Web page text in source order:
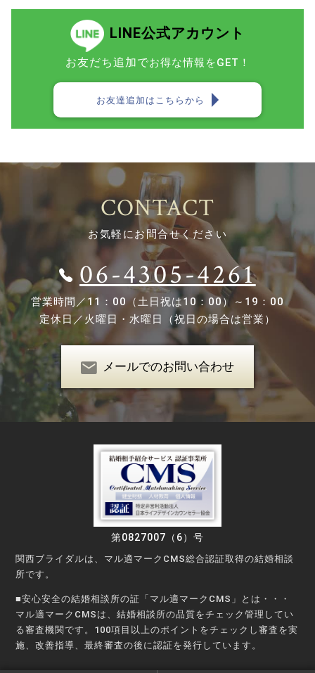
LINE公式アカウント
お友だち追加でお得な情報をGET！
お友達追加はこちらから
CONTACT
お気軽にお問合せください
06-4305-4261
営業時間／ 11：00（土日祝は10：00）～19：00
定休日／火曜日・水曜日（祝日の場合は営業）
メールでのお問い合わせ
第0827007（6）号
関西ブライダルは、マル適マークCMS総合認証取得の結婚相談
所です。
■安心安全の結婚相談所の証「マル適マークCMS」とは・・・
マル適マークCMSは、結婚相談所の品質をチェック管理してい
る審査機関です。100項目以上のポイントをチェックし審査を実
施、改善指導、最終審査の後に認証を発行しています。